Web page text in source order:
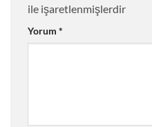
ile işaretlenmişlerdir
Yorum *